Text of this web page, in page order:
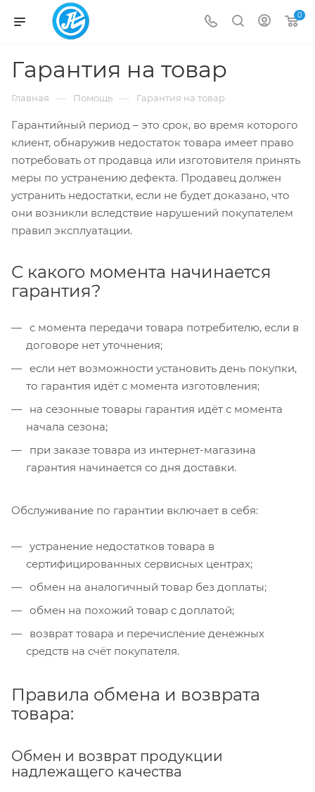
0
Гарантия на товар
Главная — Помощь — Гарантия на товар
Гарантийный период – это срок, во время которого
клиент, обнаружив недостаток товара имеет право
потребовать от продавца или изготовителя принять
меры по устранению дефекта. Продавец должен
устранить недостатки, если не будет доказано, что
они возникли вследствие нарушений покупателем
правил эксплуатации.
С какого момента начинается
гарантия?
с момента передачи товара потребителю, если в
договоре нет уточнения;
если нет возможности установить день покупки,
то гарантия идёт с момента изготовления;
на сезонные товары гарантия идёт с момента
начала сезона;
при заказе товара из интернет-магазина
гарантия начинается со дня доставки.
Обслуживание по гарантии включает в себя:
устранение недостатков товара в
сертифицированных сервисных центрах;
обмен на аналогичный товар без доплаты;
обмен на похожий товар с доплатой;
возврат товара и перечисление денежных
средств на счёт покупателя.
Правила обмена и возврата
товара:
Обмен и возврат продукции
надлежащего качества